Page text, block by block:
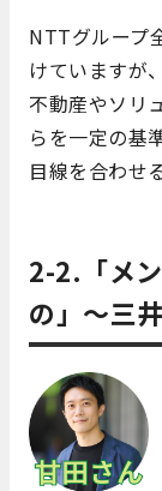
NTTグループ
けていますが
不動産やソリ
らを一定の基
目線を合わせ
2-2.「メ
の」～三